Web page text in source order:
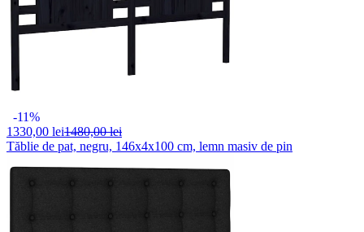
-11%
1330,00 lei1480,00 lei
Tăblie de pat, negru, 146x4x100 cm, lemn masiv de pin